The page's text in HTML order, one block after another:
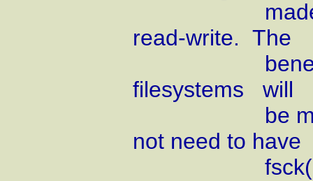
made,
read-write. The
benefit of
filesystems will
be marked
not need to have
fsck(8) run